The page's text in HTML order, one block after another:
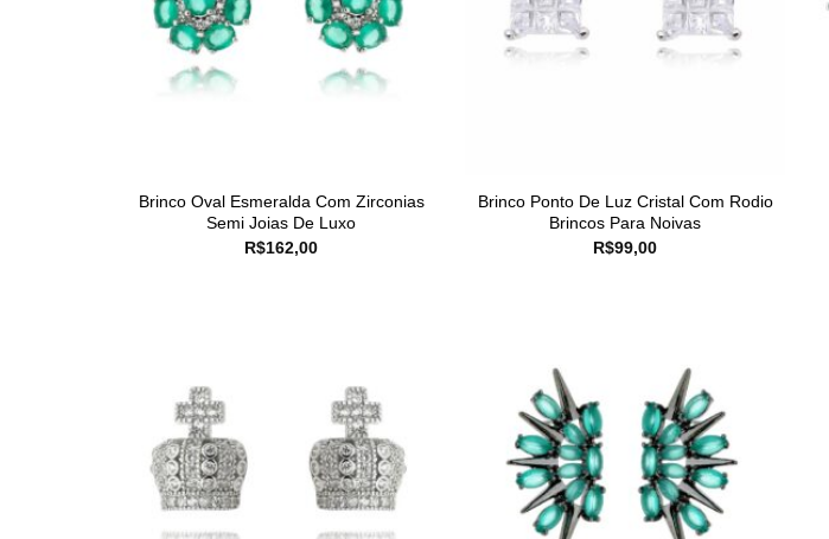
Brinco Oval Esmeralda Com Zirconias
Semi Joias De Luxo
R$162,00
Brinco Ponto De Luz Cristal Com Rodio
Brincos Para Noivas
R$99,00